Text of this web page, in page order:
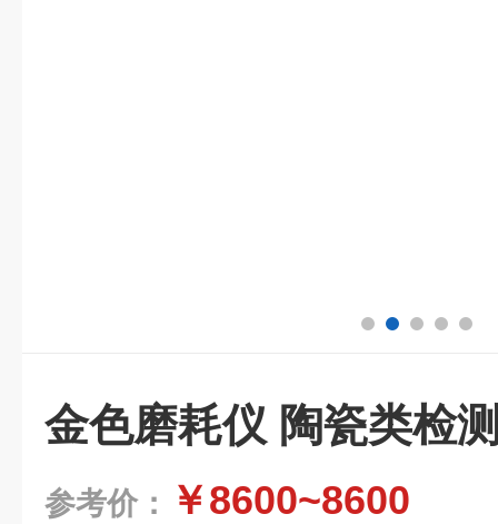
金色磨耗仪 陶瓷类检
参考价： ￥8600~8600